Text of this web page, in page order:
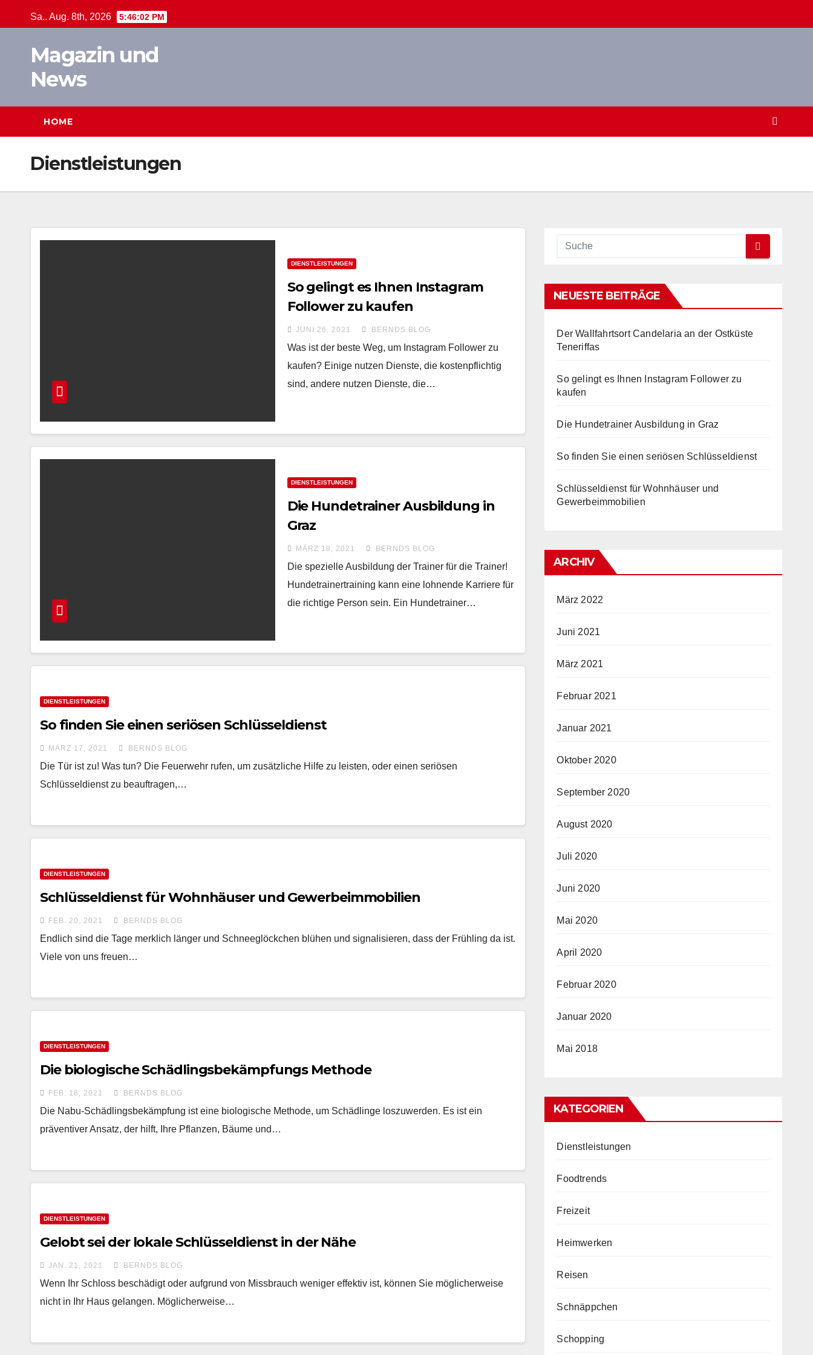
Inhalt
Sa.. Aug. 8th, 2026 5:46:02 PM
Magazin und
News
HOME
Dienstleistungen
DIENSTLEISTUNGEN
So gelingt es Ihnen Instagram
Follower zu kaufen
JUNI 26, 2021 BERNDS BLOG
Was ist der beste Weg, um Instagram Follower zu
kaufen? Einige nutzen Dienste, die kostenpflichtig
sind, andere nutzen Dienste, die…
DIENSTLEISTUNGEN
Die Hundetrainer Ausbildung in
Graz
MÄRZ 18, 2021 BERNDS BLOG
Die spezielle Ausbildung der Trainer für die Trainer!
Hundetrainertraining kann eine lohnende Karriere für
die richtige Person sein. Ein Hundetrainer…
DIENSTLEISTUNGEN
So finden Sie einen seriösen Schlüsseldienst
MÄRZ 17, 2021 BERNDS BLOG
Die Tür ist zu! Was tun? Die Feuerwehr rufen, um zusätzliche Hilfe zu leisten, oder einen seriösen
Schlüsseldienst zu beauftragen,…
DIENSTLEISTUNGEN
Schlüsseldienst für Wohnhäuser und Gewerbeimmobilien
FEB. 20, 2021 BERNDS BLOG
Endlich sind die Tage merklich länger und Schneeglöckchen blühen und signalisieren, dass der Frühling da ist.
Viele von uns freuen…
DIENSTLEISTUNGEN
Die biologische Schädlingsbekämpfungs Methode
FEB. 18, 2021 BERNDS BLOG
Die Nabu-Schädlingsbekämpfung ist eine biologische Methode, um Schädlinge loszuwerden. Es ist ein
präventiver Ansatz, der hilft, Ihre Pflanzen, Bäume und…
DIENSTLEISTUNGEN
Gelobt sei der lokale Schlüsseldienst in der Nähe
JAN. 21, 2021 BERNDS BLOG
Wenn Ihr Schloss beschädigt oder aufgrund von Missbrauch weniger effektiv ist, können Sie möglicherweise
nicht in Ihr Haus gelangen. Möglicherweise…
NEUESTE BEITRÄGE
Der Wallfahrtsort Candelaria an der Ostküste
Teneriffas
So gelingt es Ihnen Instagram Follower zu
kaufen
Die Hundetrainer Ausbildung in Graz
So finden Sie einen seriösen Schlüsseldienst
Schlüsseldienst für Wohnhäuser und
Gewerbeimmobilien
ARCHIV
März 2022
Juni 2021
März 2021
Februar 2021
Januar 2021
Oktober 2020
September 2020
August 2020
Juli 2020
Juni 2020
Mai 2020
April 2020
Februar 2020
Januar 2020
Mai 2018
KATEGORIEN
Dienstleistungen
Foodtrends
Freizeit
Heimwerken
Reisen
Schnäppchen
Schopping